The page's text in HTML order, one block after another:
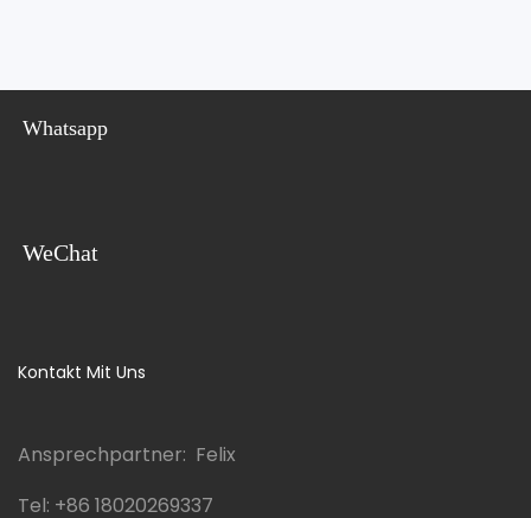
Whatsapp
WeChat
Kontakt Mit Uns
Ansprechpartner: Felix
Tel: +86 18020269337